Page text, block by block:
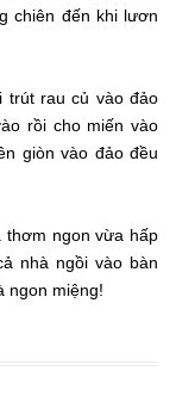
chiên đến khi lươn
trút rau củ vào đảo
rồi cho miến vào
giòn vào đảo đều
thơm ngon vừa hấp
nhà ngồi vào bàn
ngon miệng!